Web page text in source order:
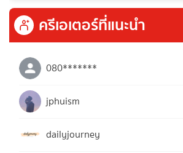
ครีเอเตอร์ที่แนะนำ
080*******
jphuism
dailyjourney